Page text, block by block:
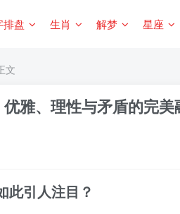
排盘 生肖 解梦 星座
文
雅、理性与矛盾的完美
此引人注目？